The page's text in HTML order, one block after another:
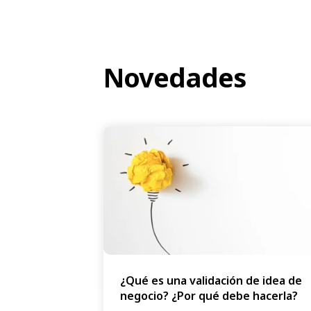
Novedades
¿Qué es una validación de idea de
negocio? ¿Por qué debe hacerla?